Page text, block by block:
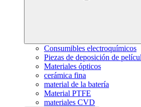
Consumibles electroquímicos
Piezas de deposición de
Materiales ópticos
cerámica fina
material de la batería
Material PTFE
materiales CVD